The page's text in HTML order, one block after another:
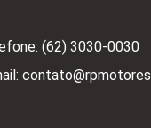
(62) 3030-0030